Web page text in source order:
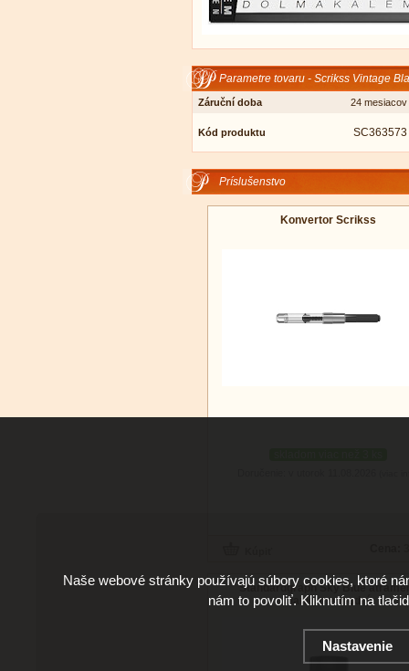
Parametre tovaru - Scrikss Vintage
Záruční doba 24 mesiacov
Kód produktu SC363573
Príslušenstvo
Konvertor Scrikss
Standardgraph Sky Blue
blankytne modrý
Naše webové stránky používajú súbory cookies, ktoré
nám to povoliť. Kliknutím na
Nastavenie